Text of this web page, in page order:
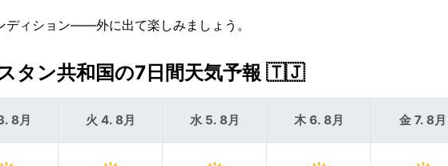
ィション——外に出て楽しみましょう。
タン共和国の7日間天気予報 🇹🇯
8月 火 4. 8月 水 5. 8月 木 6. 8月 金 7. 8月